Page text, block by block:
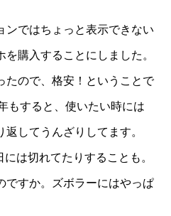
ンではちょっと表示できない
購入することにしました。
たので、格安！ということで
もすると、使いたい時には
してうんざりしてます。
は切れてたりすることも。
ですか。ズボラーにはやっぱ